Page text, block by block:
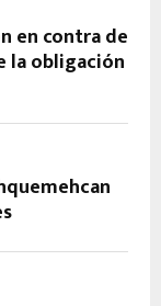
en contra de
la obligación